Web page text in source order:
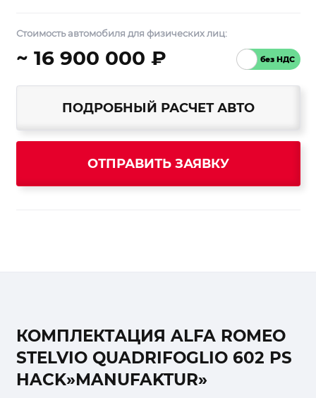
Стоимость автомобиля для физических лиц:
~ 16 900 000 ₽
ПОДРОБНЫЙ РАСЧЕТ АВТО
ОТПРАВИТЬ ЗАЯВКУ
КОМПЛЕКТАЦИЯ ALFA ROMEO
STELVIO QUADRIFOGLIO 602 PS
HACK»MANUFAKTUR»